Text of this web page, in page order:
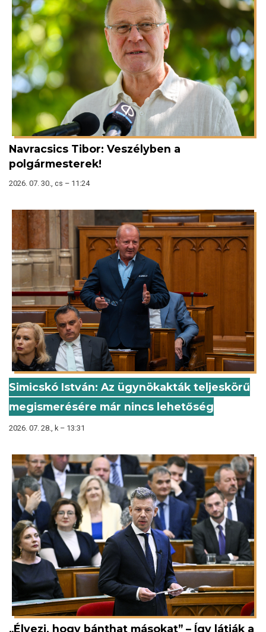
Navracsics Tibor: Veszélyben a
polgármesterek!
2026. 07. 30., cs – 11:24
Simicskó István: Az ügynökakták teljeskörű
megismerésére már nincs lehetőség
2026. 07. 28., k – 13:31
„Élvezi, hogy bánthat másokat” – Így látják a